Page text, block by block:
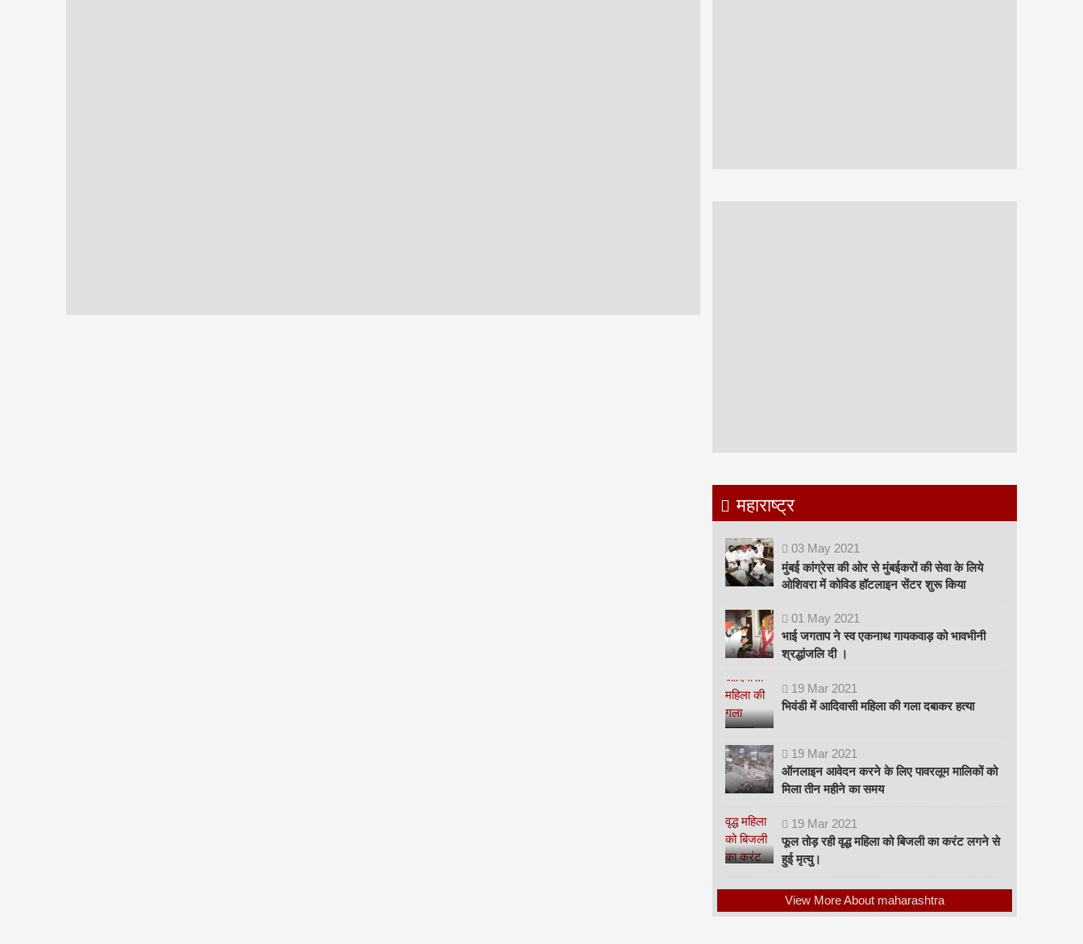
महाराष्ट्र
03 May 2021
मुंबई कांग्रेस की ओर से मुंबईकरों की सेवा के लिये
ओशिवरा में कोविड हॉटलाइन सेंटर शुरू किया
01 May 2021
भाई जगताप ने स्व एकनाथ गायकवाड़ को भावभीनी
श्रद्धांजलि दी ।
19 Mar 2021
भिवंडी में आदिवासी महिला की गला दबाकर हत्या
19 Mar 2021
ऑनलाइन आवेदन करने के लिए पावरलूम मालिकों को
मिला तीन महीने का समय
19 Mar 2021
फूल तोड़ रही वृद्ध महिला को बिजली का करंट लगने से
हुई मृत्यु।
View More About maharashtra